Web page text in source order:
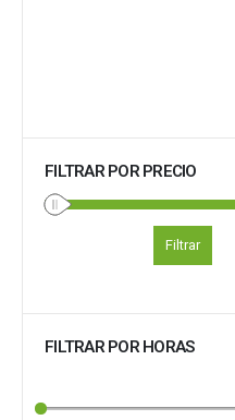
FILTRAR POR PRECIO
Filtrar
FILTRAR POR HORAS